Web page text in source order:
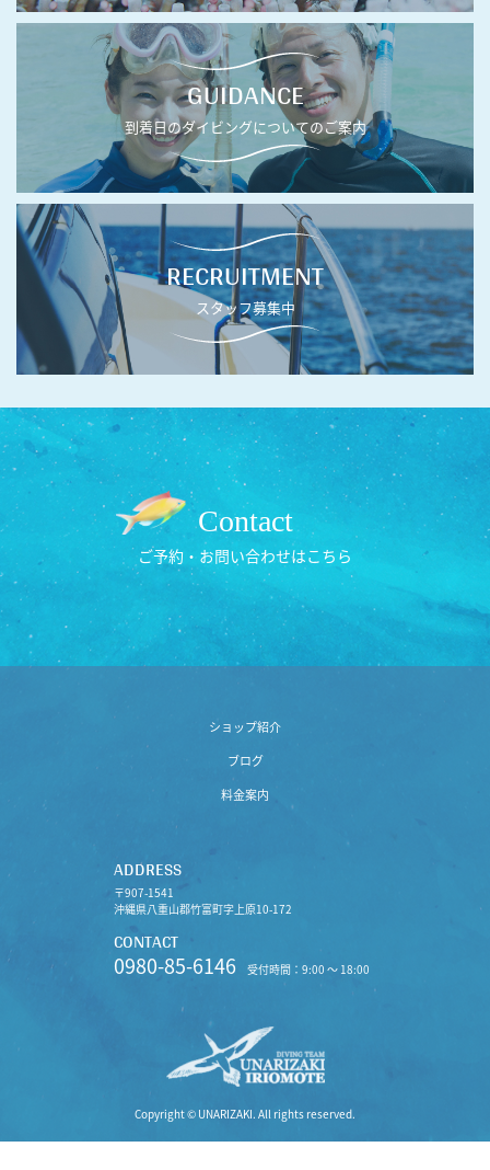
GUIDANCE
到着日のダイビングについてのご案内
RECRUITMENT
スタッフ募集中
Contact
ご予約・お問い合わせはこちら
ショップ紹介
ブログ
料金案内
ADDRESS
〒907-1541
沖縄県八重山郡竹富町字上原10-172
CONTACT
0980-85-6146 受付時間：9:00 〜 18:00
Copyright © UNARIZAKI. All rights reserved.